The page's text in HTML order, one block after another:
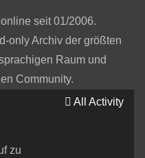
seit 01/2006.
only Archiv der größten
Raum und
Community.
All Activity
zu